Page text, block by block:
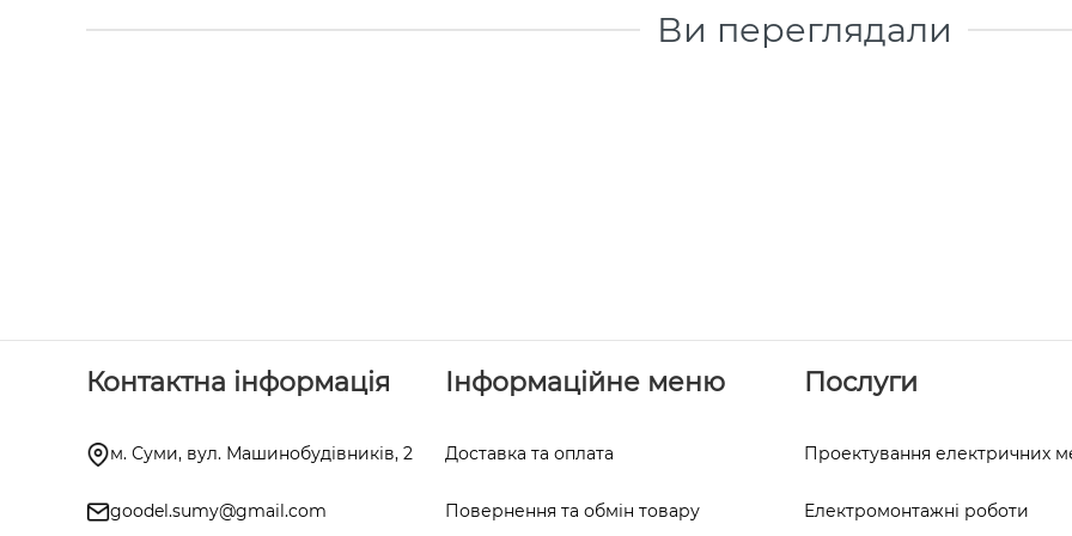
Ви переглядали
Контактна інформація
м. Суми, вул. Машинобудівників, 2
goodel.sumy@gmail.com
Інформаційне меню
Доставка та оплата
Повернення та обмін товару
Послуги
Проектування електричних
Електромонтажні роботи